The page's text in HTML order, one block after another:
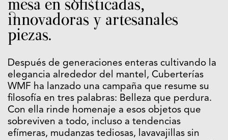
mesa en sofisticadas,
innovadoras y artesanales
piezas.
Después de generaciones enteras cultivando la
elegancia alrededor del mantel, Cuberterías
WMF ha lanzado una campaña que resume su
filosofía en tres palabras: Belleza que perdura.
Con ella rinde homenaje a esos objetos que
sobreviven a todo, incluso a tendencias
efímeras, mudanzas tediosas, lavavajillas sin